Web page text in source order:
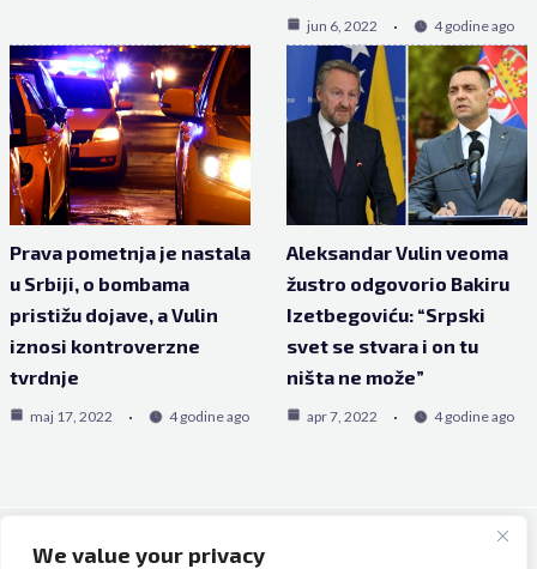
We value your privacy
jun 6, 2022 4 godine ago
Prava pometnja je nastala
u Srbiji, o bombama
pristižu dojave, a Vulin
iznosi kontroverzne
tvrdnje
maj 17, 2022 4 godine ago
Aleksandar Vulin veoma
žustro odgovorio Bakiru
Izetbegoviću: “Srpski
svet se stvara i on tu
ništa ne može”
apr 7, 2022 4 godine ago
Copyright © 2026 Bh Dijaspora.